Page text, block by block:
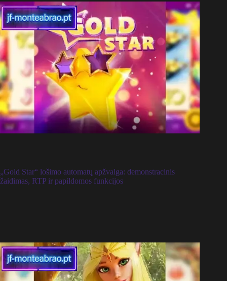
„Gold Star“ lošimo automatų apžvalga: demonstracinis
žaidimas, RTP ir papildomos funkcijos